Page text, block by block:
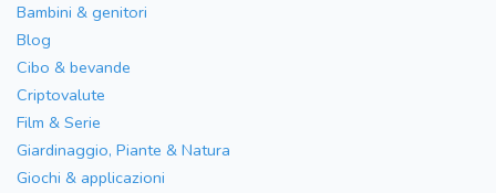
Bambini & genitori
Blog
Cibo & bevande
Criptovalute
Film & Serie
Giardinaggio, Piante & Natura
Giochi & applicazioni